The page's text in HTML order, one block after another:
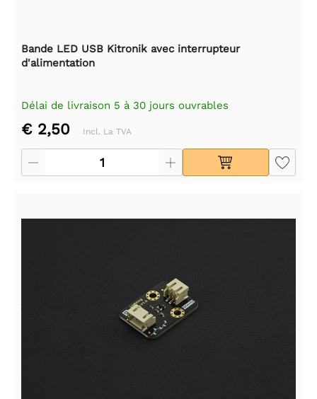
Bande LED USB Kitronik avec interrupteur
d'alimentation
Délai de livraison 5 à 30 jours ouvrables
€ 2,50 Incl. La TVA